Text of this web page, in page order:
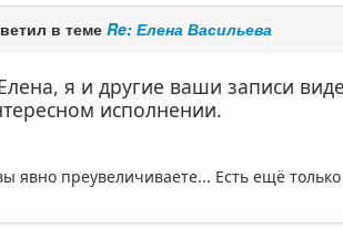
в темеRe: Елена Васильева
я и другие ваши записи
исполнении.
явно преувеличиваете... Есть ещё